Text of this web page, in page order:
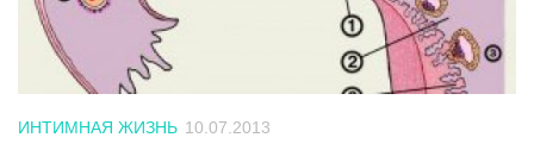
ИНТИМНАЯ ЖИЗНЬ 10.07.2013